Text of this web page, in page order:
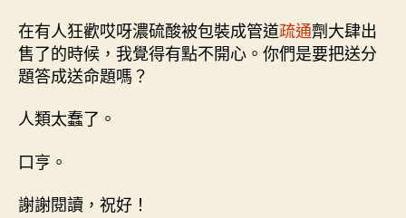
在有人狂歡哎呀濃硫酸被包裝成管道疏通劑大肆出
售了的時候，我覺得有點不開心。你們是要把送分
題答成送命題嗎？
人類太蠢了。
口亨。
謝謝閱讀，祝好！